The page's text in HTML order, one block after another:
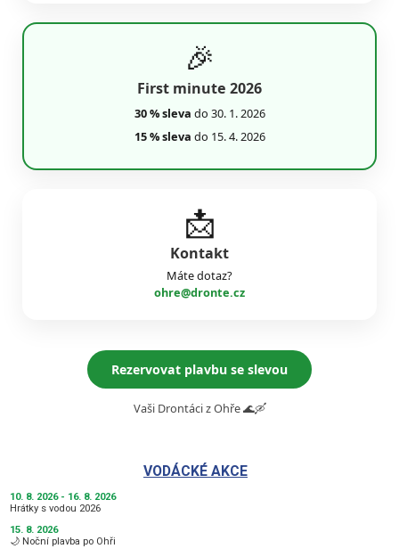
🎉
First minute 2026
30 % sleva do 30. 1. 2026
15 % sleva do 15. 4. 2026
📩
Kontakt
Máte dotaz?
ohre@dronte.cz
Rezervovat plavbu se slevou
Vaši Drontáci z Ohře 🌊🛶
VODÁCKÉ AKCE
10. 8. 2026 - 16. 8. 2026
Hrátky s vodou 2026
15. 8. 2026
🌙 Noční plavba po Ohři